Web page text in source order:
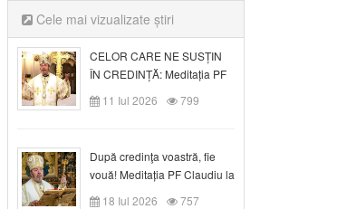
Cele mai vizualizate știri
CELOR CARE NE SUSȚIN
ÎN CREDINȚĂ: Meditația PF
Claudiu la Duminica a VI-a
după Rusalii
11 Iul 2026 799
După credinţa voastră, fie
vouă! Meditația PF Claudiu la
duminica a VII-a după Rusalii
18 Iul 2026 757